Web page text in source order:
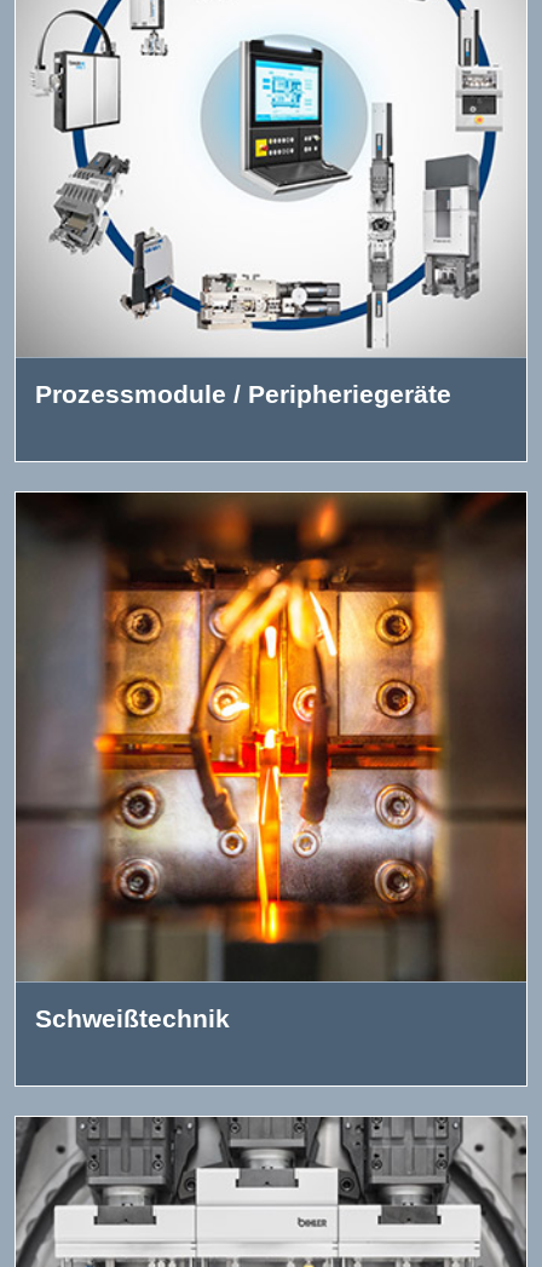
Prozessmodule / Peripheriegeräte
Schweißtechnik